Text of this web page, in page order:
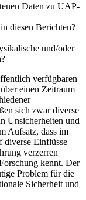
Daten zu UAP-
diesen Berichten?
und/oder
verfügbaren
einen Zeitraum
sich zwar diverse
Unsicherheiten und
Aufsatz, dass im
diverse Einflüsse
verzerren
kennt. Der
Problem für die
Sicherheit und